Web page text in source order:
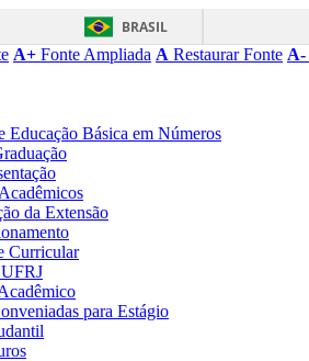
BRASIL
A+ Fonte Ampliada A Restaurar Fonte A-
Educação Básica em Números
da Extensão
Curricular
para Estágio